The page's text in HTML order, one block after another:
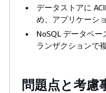
データストアに
め、アプリケーシ
NoSQL データベ
ランザクションで
問題点と考慮